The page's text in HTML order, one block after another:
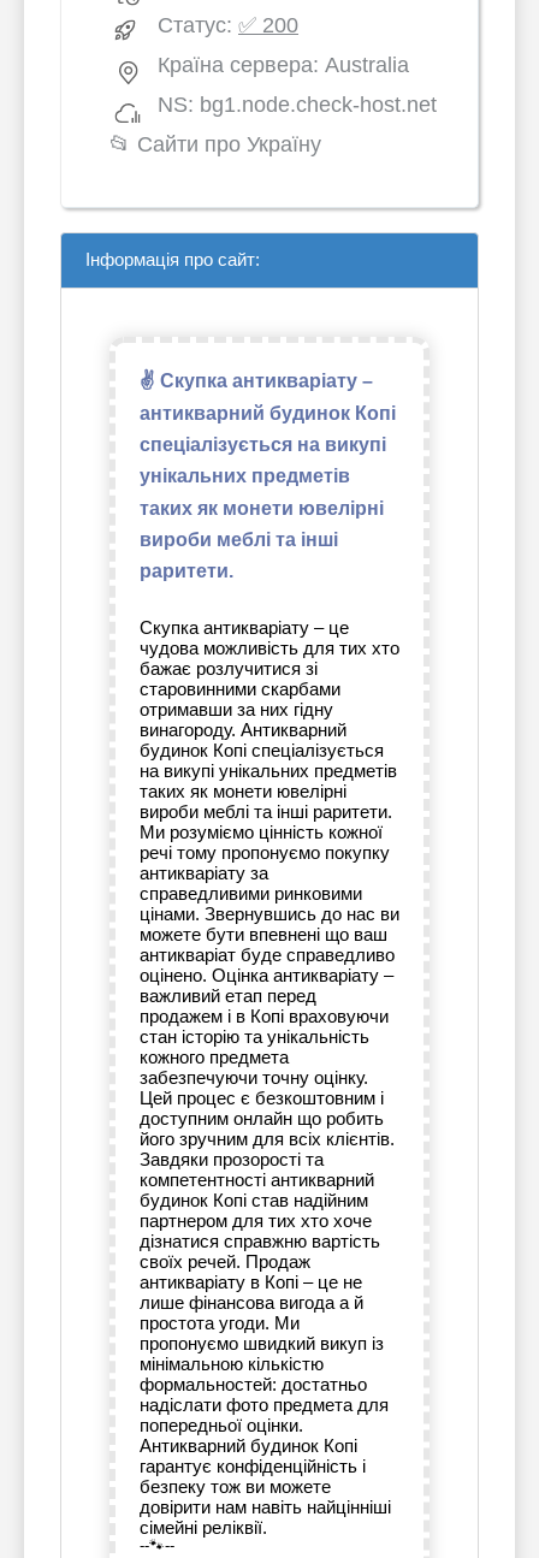
Статус: ✅ 200
Країна сервера: Australia
NS: bg1.node.check-host.net
📂 Сайти про Україну
Інформація про сайт:
✌ Скупка антикваріату –
антикварний будинок Копі
спеціалізується на викупі
унікальних предметів
таких як монети ювелірні
вироби меблі та інші
раритети.
Скупка антикваріату – це
чудова можливість для тих хто
бажає розлучитися зі
старовинними скарбами
отримавши за них гідну
винагороду. Антикварний
будинок Копі спеціалізується
на викупі унікальних предметів
таких як монети ювелірні
вироби меблі та інші раритети.
Ми розуміємо цінність кожної
речі тому пропонуємо покупку
антикваріату за
справедливими ринковими
цінами. Звернувшись до нас ви
можете бути впевнені що ваш
антикваріат буде справедливо
оцінено. Оцінка антикваріату –
важливий етап перед
продажем і в Копі враховуючи
стан історію та унікальність
кожного предмета
забезпечуючи точну оцінку.
Цей процес є безкоштовним і
доступним онлайн що робить
його зручним для всіх клієнтів.
Завдяки прозорості та
компетентності антикварний
будинок Копі став надійним
партнером для тих хто хоче
дізнатися справжню вартість
своїх речей. Продаж
антикваріату в Копі – це не
лише фінансова вигода а й
простота угоди. Ми
пропонуємо швидкий викуп із
мінімальною кількістю
формальностей: достатньо
надіслати фото предмета для
попередньої оцінки.
Антикварний будинок Копі
гарантує конфіденційність і
безпеку тож ви можете
довірити нам навіть найцінніші
сімейні реліквії.
--🐾--